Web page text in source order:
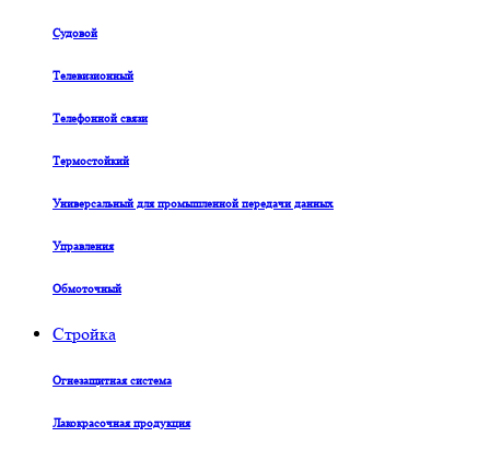
Судовой
Телевизионный
Телефонной связи
Термостойкий
Универсальный для промышленной передачи данных
Управления
Обмоточный
Стройка
Огнезащитная система
Лакокрасочная продукция